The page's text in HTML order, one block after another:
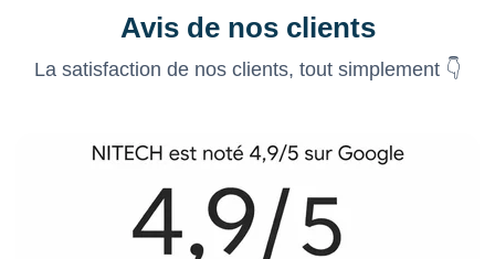
Avis de nos clients
La satisfaction de nos clients, tout simplement 👇